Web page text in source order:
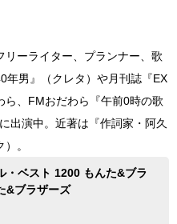
ーライター、プランナー、歌
年男』（クレタ）や月刊誌『EX
ら、FMおだわら『午前0時の歌
出演中。近著は『作詞家・阿久
。
・ベスト 1200 もんた&ブラ
ブラザーズ